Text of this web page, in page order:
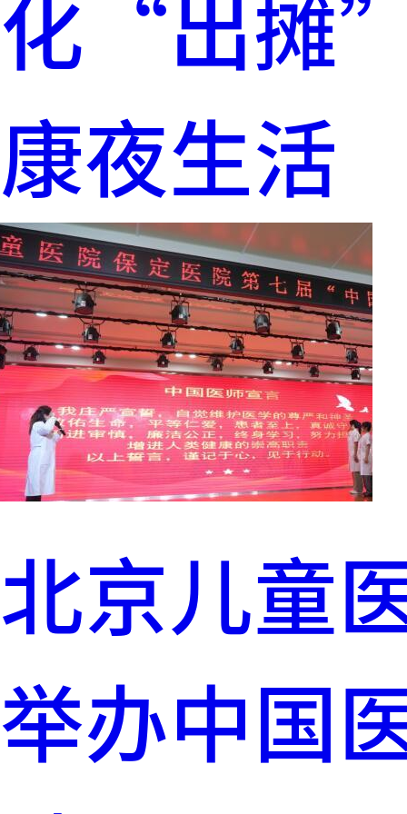
化“出摊”
康夜生活
北京儿童
举办中国